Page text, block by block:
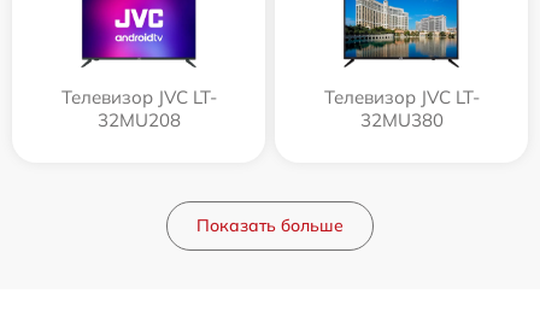
Телевизор JVC LT-
32MU208
Телевизор JVC LT-
32MU380
Показать больше